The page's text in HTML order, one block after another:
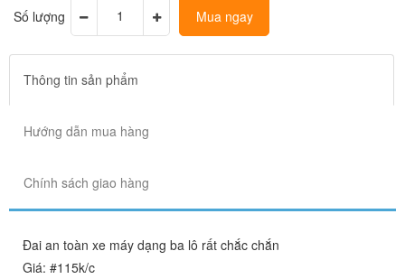
Số lượng Mua ngay
Thông tin sản phẩm
Hướng dẫn mua hàng
Chính sách giao hàng
Đai an toàn xe máy dạng ba lô rất chắc chắn
Giá: #115k/c